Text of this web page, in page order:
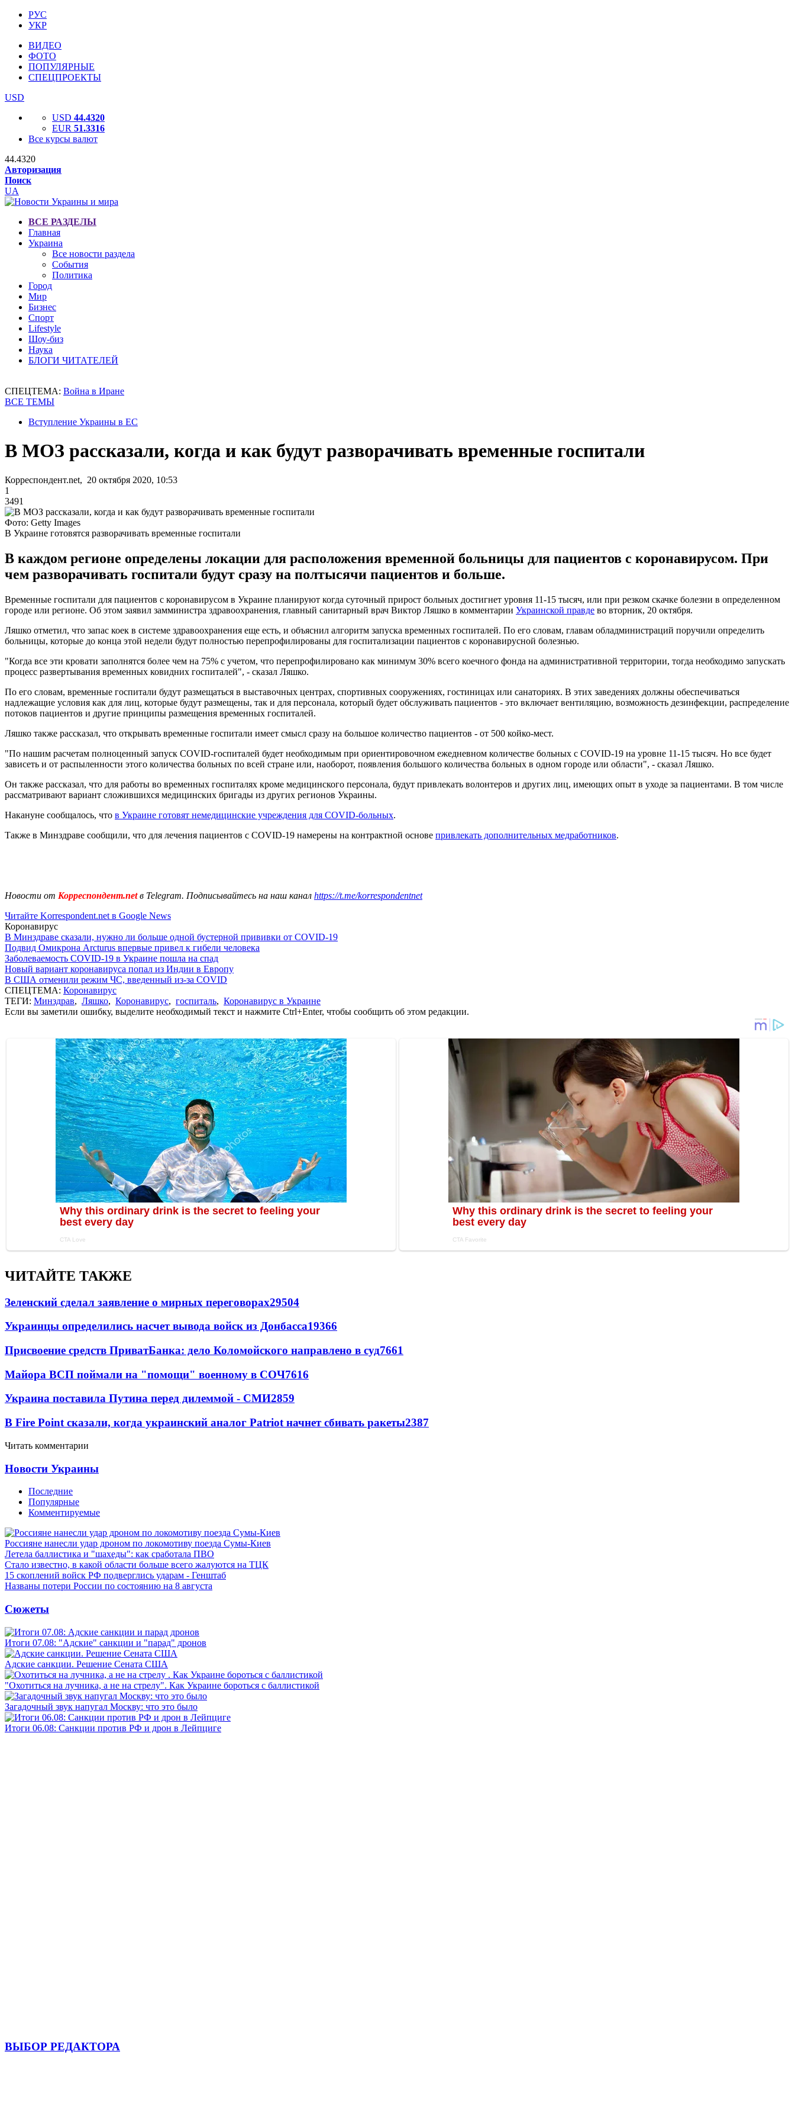
РУС
УКР
ВИДЕО
ФОТО
ПОПУЛЯРНЫЕ
СПЕЦПРОЕКТЫ
USD
USD 44.4320
EUR 51.3316
Все курсы валют
44.4320
Авторизация
Поиск
UA
ВСЕ РАЗДЕЛЫ
Главная
Украина
Все новости раздела
События
Политика
Город
Мир
Бизнес
Спорт
Lifestyle
Шоу-биз
Наука
БЛОГИ ЧИТАТЕЛЕЙ
СПЕЦТЕМА: Война в Иране
ВСЕ ТЕМЫ
Вступление Украины в ЕС
В МОЗ рассказали, когда и как будут разворачивать временные госпитали
Корреспондент.net, 20 октября 2020, 10:53
1
3491
Фото: Getty Images
В Украине готовятся разворачивать временные госпитали
В каждом регионе определены локации для расположения временной больницы для пациентов с коронавирусом. При
чем разворачивать госпитали будут сразу на полтысячи пациентов и больше.
Временные госпитали для пациентов с коронавирусом в Украине планируют когда суточный прирост больных достигнет уровня 11-15 тысяч, или при резком скачке болезни в определенном
городе или регионе. Об этом заявил замминистра здравоохранения, главный санитарный врач Виктор Ляшко в комментарии Украинской правде во вторник, 20 октября.
Ляшко отметил, что запас коек в системе здравоохранения еще есть, и объяснил алгоритм запуска временных госпиталей. По его словам, главам обладминистраций поручили определить
больницы, которые до конца этой недели будут полностью перепрофилированы для госпитализации пациентов с коронавирусной болезнью.
"Когда все эти кровати заполнятся более чем на 75% с учетом, что перепрофилировано как минимум 30% всего коечного фонда на административной территории, тогда необходимо запускать
процесс развертывания временных ковидних госпиталей", - сказал Ляшко.
По его словам, временные госпитали будут размещаться в выставочных центрах, спортивных сооружениях, гостиницах или санаториях. В этих заведениях должны обеспечиваться
надлежащие условия как для лиц, которые будут размещены, так и для персонала, который будет обслуживать пациентов - это включает вентиляцию, возможность дезинфекции, распределение
потоков пациентов и другие принципы размещения временных госпиталей.
Ляшко также рассказал, что открывать временные госпитали имеет смысл сразу на большое количество пациентов - от 500 койко-мест.
"По нашим расчетам полноценный запуск COVID-госпиталей будет необходимым при ориентировочном ежедневном количестве больных с COVID-19 на уровне 11-15 тысяч. Но все будет
зависеть и от распыленности этого количества больных по всей стране или, наоборот, появления большого количества больных в одном городе или области", - сказал Ляшко.
Он также рассказал, что для работы во временных госпиталях кроме медицинского персонала, будут привлекать волонтеров и других лиц, имеющих опыт в уходе за пациентами. В том числе
рассматривают вариант сложившихся медицинских бригады из других регионов Украины.
Накануне сообщалось, что в Украине готовят немедицинские учреждения для COVID-больных.
Также в Минздраве сообщили, что для лечения пациентов с COVID-19 намерены на контрактной основе привлекать дополнительных медработников.
Новости от Корреспондент.netв Telegram. Подписывайтесь на наш канал https://t.me/korrespondentnet
Читайте Korrespondent.net в Google News
Коронавирус
В Минздраве сказали, нужно ли больше одной бустерной прививки от COVID-19
Подвид Омикрона Arcturus впервые привел к гибели человека
Заболеваемость COVID-19 в Украине пошла на спад
Новый вариант коронавируса попал из Индии в Европу
В США отменили режим ЧС, введенный из-за COVID
СПЕЦТЕМА: Коронавирус
ТЕГИ: Минздрав, Ляшко, Коронавирус, госпиталь, Коронавирус в Украине
Если вы заметили ошибку, выделите необходимый текст и нажмите Ctrl+Enter, чтобы сообщить об этом редакции.
ЧИТАЙТЕ ТАКЖЕ
Зеленский сделал заявление о мирных переговорах29504
Украинцы определились насчет вывода войск из Донбасса19366
Присвоение средств ПриватБанка: дело Коломойского направлено в суд7661
Майора ВСП поймали на "помощи" военному в СОЧ7616
Украина поставила Путина перед дилеммой - СМИ2859
В Fire Point сказали, когда украинский аналог Patriot начнет сбивать ракеты2387
Читать комментарии
Новости Украины
Последние
Популярные
Комментируемые
Россияне нанесли удар дроном по локомотиву поезда Сумы-Киев
Летела баллистика и "шахеды": как сработала ПВО
Стало известно, в какой области больше всего жалуются на ТЦК
15 скоплений войск РФ подверглись ударам - Генштаб
Названы потери России по состоянию на 8 августа
Сюжеты
Итоги 07.08: "Адские" санкции и "парад" дронов
Адские санкции. Решение Сената США
"Охотиться на лучника, а не на стрелу". Как Украине бороться с баллистикой
Загадочный звук напугал Москву: что это было
Итоги 06.08: Санкции против РФ и дрон в Лейпциге
ВЫБОР РЕДАКТОРА